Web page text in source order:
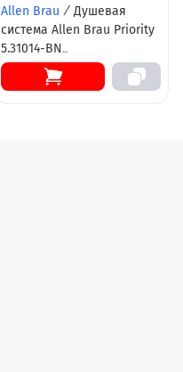
Allen Brau / Душевая
система Allen Brau Priority
5.31014-BN
термостатическая,
верхний и ручной душ,